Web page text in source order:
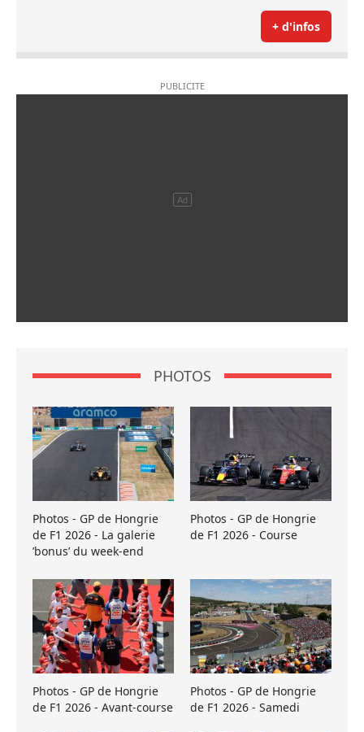
+ d'infos
PHOTOS
Photos - GP de Hongrie
de F1 2026 - La galerie
’bonus’ du week-end
Photos - GP de Hongrie
de F1 2026 - Course
Photos - GP de Hongrie
de F1 2026 - Avant-course
Photos - GP de Hongrie
de F1 2026 - Samedi